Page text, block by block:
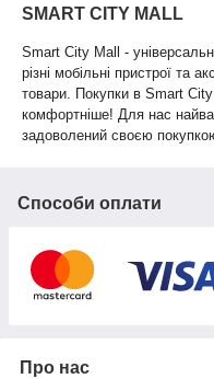
SMART CITY MALL
Smart City Mall -
різні мобільні пристрої та
товари. Покупки в Smart
комфортніше! Для нас
задоволений своєю
Способи оплати
Про нас